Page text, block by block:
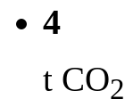
4
t CO2